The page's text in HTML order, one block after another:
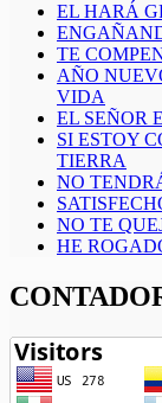
EL HARÁ
TE
AÑO
VIDA
EL SEÑOR
SI ESTOY
TIERRA
NO
NO TE
HE